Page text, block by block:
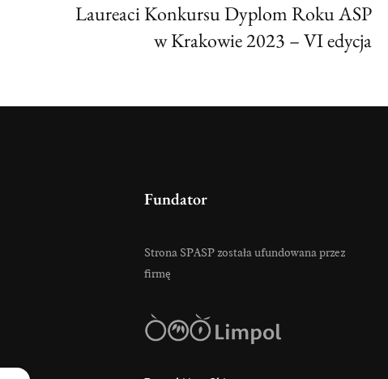
Laureaci Konkursu Dyplom Roku ASP
w Krakowie 2023 – VI edycja
Fundator
Strona SPASP została ufundowana przez
firmę